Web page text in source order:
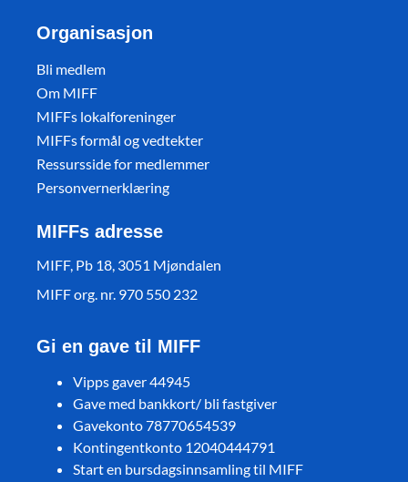
Organisasjon
Bli medlem
Om MIFF
MIFFs lokalforeninger
MIFFs formål og vedtekter
Ressursside for medlemmer
Personvernerklæring
MIFFs adresse
MIFF, Pb 18, 3051 Mjøndalen
MIFF org. nr. 970 550 232
Gi en gave til MIFF
Vipps gaver 44945
Gave med bankkort/ bli fastgiver
Gavekonto 78770654539
Kontingentkonto 12040444791
Start en bursdagsinnsamling til MIFF